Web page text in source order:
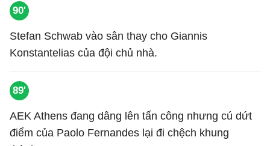
90'
Stefan Schwab vào sân thay cho Giannis
Konstantelias của đội chủ nhà.
89'
AEK Athens đang dâng lên tấn công nhưng cú dứt
điểm của Paolo Fernandes lại đi chệch khung